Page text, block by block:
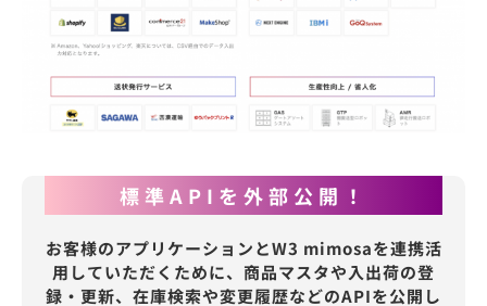
標準APIを外部公開！
お客様のアプリケーションとW3 mimosaを連携活
用していただくために、商品マスタや入出荷の登
録・更新、在庫検索や変更履歴などのAPIを公開し